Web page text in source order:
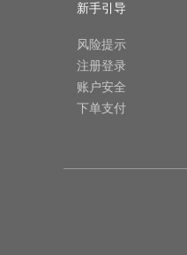
新手引导
风险提示
注册登录
账户安全
下单支付